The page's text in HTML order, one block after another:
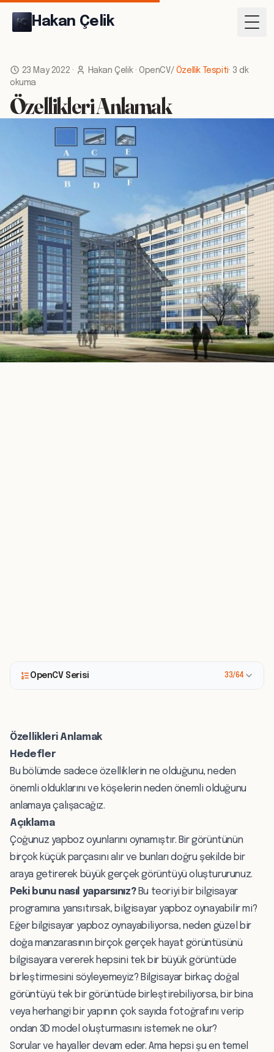
Hakan Çelik
23 May 2022 · Hakan Çelik·OpenCV/ Özellik Tespiti· 3 dk
okuma
Özellikleri Anlamak
OpenCV Serisi 33/64
Özellikleri Anlamak
Hedefler
Bu bölümde sadece özelliklerin ne olduğunu, neden
önemli olduklarını ve köşelerin neden önemli olduğunu
anlamaya çalışacağız.
Açıklama
Çoğunuz yapboz oyunlarını oynamıştır. Bir görüntünün
birçok küçük parçasını alır ve bunları doğru şekilde bir
araya getirerek büyük gerçek görüntüyü oluştururunuz.
Peki bunu nasıl yaparsınız?Bu teoriyi bir bilgisayar
programına yansıtırsak, bilgisayar yapboz oynayabilir mi?
Eğer bilgisayar yapboz oynayabiliyorsa, neden güzel bir
doğa manzarasının birçok gerçek hayat görüntüsünü
bilgisayara vererek hepsini tek bir büyük görüntüde
birleştirmesini söyleyemeyiz? Bilgisayar birkaç doğal
görüntüyü tek bir görüntüde birleştirebiliyorsa, bir bina
veya herhangi bir yapının çok sayıda fotoğrafını verip
ondan 3D model oluşturmasını istemek ne olur?
Sorular ve hayaller devam eder. Ama hepsi şu en temel